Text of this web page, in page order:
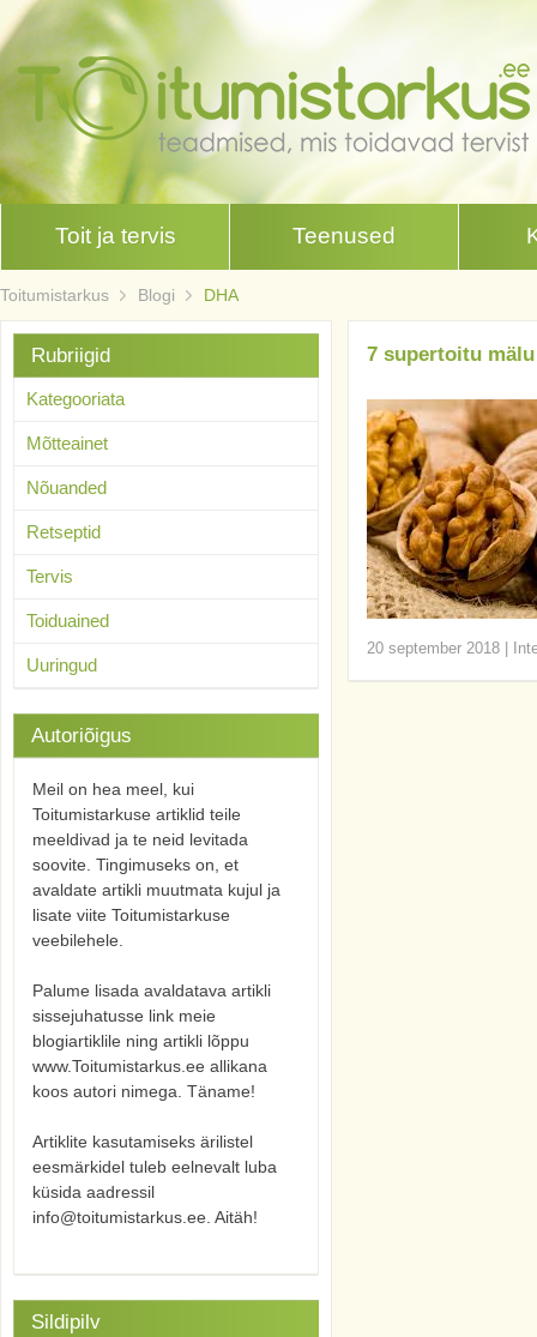
Toit ja tervis Teenused
Toitumistarkus Blogi DHA
7 supertoitu
20 september 2018
Rubriigid
Kategooriata
Mõtteainet
Nõuanded
Retseptid
Tervis
Toiduained
Uuringud
Autoriõigus
Meil on hea meel, kui
Toitumistarkuse artiklid teile
meeldivad ja te neid levitada
soovite. Tingimuseks on, et
avaldate artikli muutmata kujul ja
lisate viite Toitumistarkuse
veebilehele.
Palume lisada avaldatava artikli
sissejuhatusse link meie
blogiartiklile ning artikli lõppu
www.Toitumistarkus.ee allikana
koos autori nimega. Täname!
Artiklite kasutamiseks ärilistel
eesmärkidel tuleb eelnevalt luba
küsida aadressil
info@toitumistarkus.ee. Aitäh!
Sildipilv